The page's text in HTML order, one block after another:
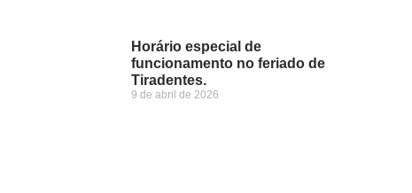
Horário especial de
funcionamento no feriado de
Tiradentes.
9 de abril de 2026